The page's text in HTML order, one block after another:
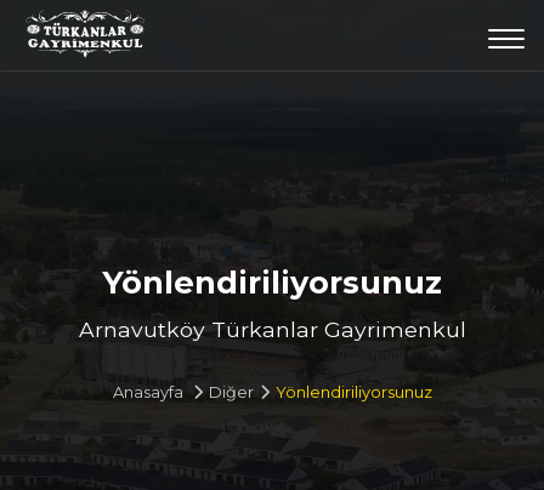
Yönlendiriliyorsunuz
Arnavutköy Türkanlar Gayrimenkul
Anasayfa Diğer Yönlendiriliyorsunuz